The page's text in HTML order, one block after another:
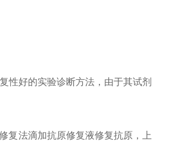
性好的实验诊断方法，由于其试剂
复法滴加抗原修复液修复抗原，上